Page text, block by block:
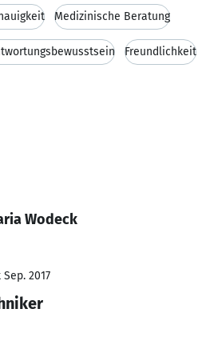
Medizinische Beratung
Freundlichkeit
Wodeck
2017